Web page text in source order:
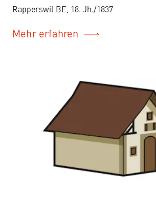
Rapperswil BE, 18. Jh./1837
Mehr erfahren